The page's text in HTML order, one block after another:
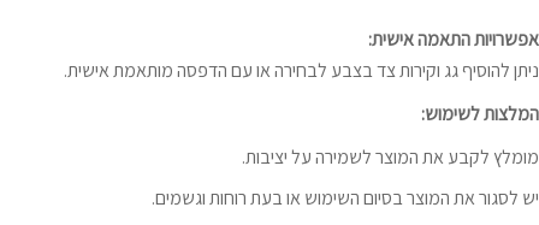
אפשרויות התאמה אישית:
ניתן להוסיף גג וקירות צד בצבע לבחירה או עם הדפסה מותאמת אישית.
המלצות לשימוש:
מומלץ לקבע את המוצר לשמירה על יציבות.
יש לסגור את המוצר בסיום השימוש או בעת רוחות וגשמים.